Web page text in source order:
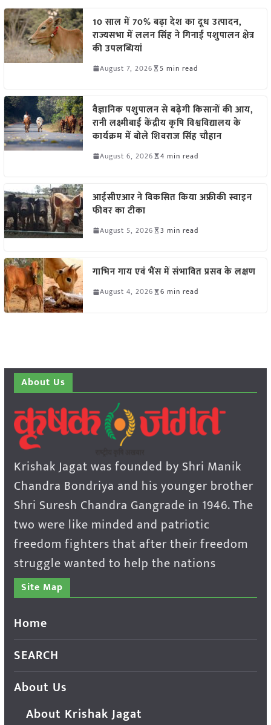
10 साल में 70% बढ़ा देश का दूध उत्पादन,
राज्यसभा में ललन सिंह ने गिनाईं पशुपालन क्षेत्र
की उपलब्धियां
August 7, 2026 5 min read
वैज्ञानिक पशुपालन से बढ़ेगी किसानों की आय,
रानी लक्ष्मीबाई केंद्रीय कृषि विश्वविद्यालय के
कार्यक्रम में बोले शिवराज सिंह चौहान
August 6, 2026 4 min read
आईसीएआर ने विकसित किया अफ्रीकी स्वाइन
फीवर का टीका
August 5, 2026 3 min read
गाभिन गाय एवं भैंस में संभावित प्रसव के लक्षण
August 4, 2026 6 min read
About Us
Krishak Jagat was founded by Shri Manik
Chandra Bondriya and his younger brother
Shri Suresh Chandra Gangrade in 1946. The
two were like minded and patriotic
freedom fighters that after their freedom
struggle wanted to help the nations
Site Map
Home
SEARCH
About Us
About Krishak Jagat